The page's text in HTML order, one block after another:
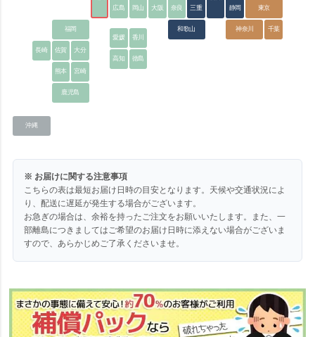
東京
神奈川 千葉
静岡
三重
和歌山
広島 岡山 大阪 奈良
香川
愛媛
徳島
高知
福岡
佐賀 大分
熊本
長崎
宮崎
鹿児島
沖縄
※ お届けに関する注意事項
こちらの表は最短お届け日時の目安となります。天候や交通状況によ
り、配送に遅延が発生する場合がございます。
お急ぎの場合は、余裕を持ったご注文をお願いいたします。また、一
部離島につきましてはご希望のお届け日時に添えない場合がございま
すので、あらかじめご了承くださいませ。